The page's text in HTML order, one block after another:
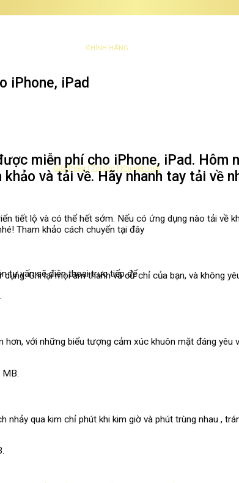
CHÍNH HÃNG
Giới thiệu | Tin tức | Khuyến mãi
tư vấn sẽ điện thoại trực tiếp để
iPhone, iPad
miễn phí cho iPhone, iPad. Hôm
và tải về. Hãy nhanh tay tải về
tiết lộ và có thể hết sớm. Nếu có ứng dụng nào tải về
Tham khảo cách chuyển tại đây
Ghi lại mọi âm thanh và cử chỉ của bạn, và không
hơn, với những biểu tượng cảm xúc khuôn mặt đáng
qua kim chỉ phút khi kim giờ và phút trùng nhau ,